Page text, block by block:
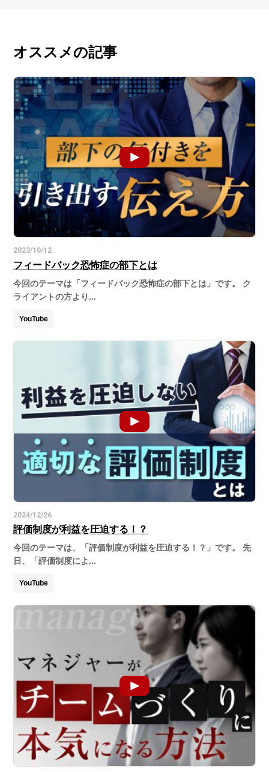
オススメの記事
2023/10/12
フィードバック恐怖症の部下とは
今回のテーマは「フィードバック恐怖症の部下とは」です。 ク
ライアントの方より...
YouTube
2024/12/26
評価制度が利益を圧迫する！？
今回のテーマは、「評価制度が利益を圧迫する！？」です。 先
日、「評価制度によ...
YouTube